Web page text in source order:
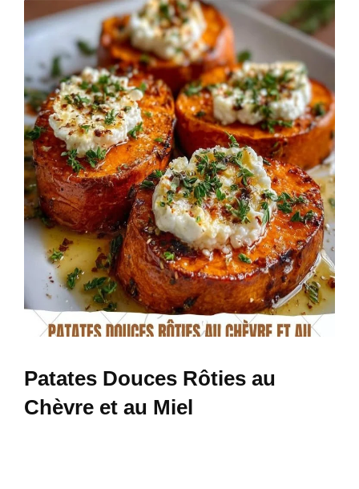
Patates Douces Rôties au
Chèvre et au Miel